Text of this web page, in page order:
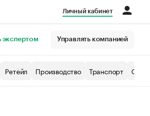
Личный кабинет
экспертом Управлять компанией
Ретейл Производство Транспорт